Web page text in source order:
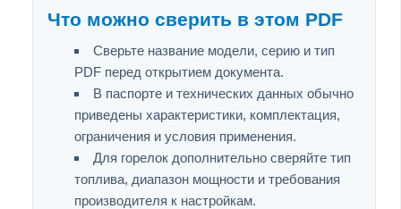
Что можно сверить в этом PDF
Сверьте название модели, серию и тип
PDF перед открытием документа.
В паспорте и технических данных обычно
приведены характеристики, комплектация,
ограничения и условия применения.
Для горелок дополнительно сверяйте тип
топлива, диапазон мощности и требования
производителя к настройкам.